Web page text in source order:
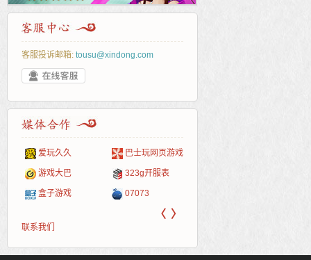
客服投诉邮箱: tousu@xindong.com
爱玩久久 巴士玩网页游戏
游戏大巴 323g开服表
盒子游戏 07073
〈 〉
联系我们